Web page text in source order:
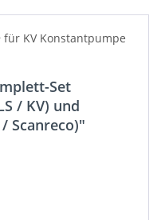
KV Konstantpumpe
Set
/ KV) und
Scanreco)"